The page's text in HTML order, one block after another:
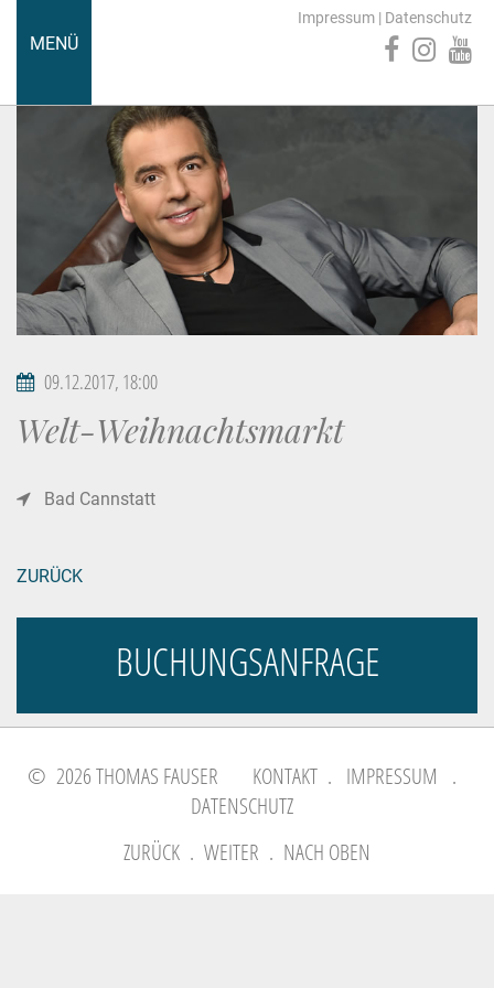
MENÜ
Impressum | Datenschutz
09.12.2017, 18:00
Welt-Weihnachtsmarkt
Bad Cannstatt
ZURÜCK
BUCHUNGSANFRAGE
© 2026 THOMAS FAUSER KONTAKT . IMPRESSUM .
DATENSCHUTZ
ZURÜCK . WEITER . NACH OBEN